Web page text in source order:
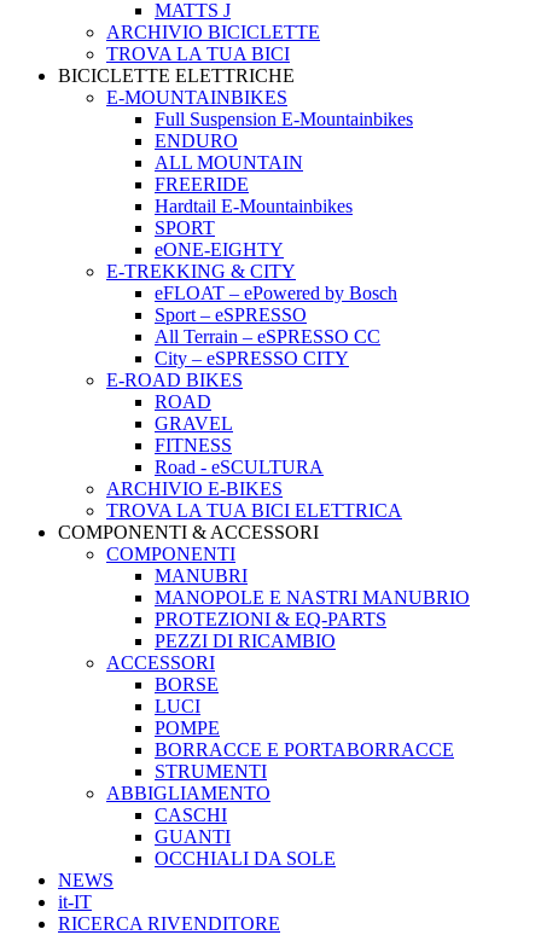
MATTS J
ARCHIVIO BICICLETTE
TROVA LA TUA BICI
BICICLETTE ELETTRICHE
E-MOUNTAINBIKES
Full Suspension E-Mountainbikes
ENDURO
ALL MOUNTAIN
FREERIDE
Hardtail E-Mountainbikes
SPORT
eONE-EIGHTY
E-TREKKING & CITY
eFLOAT – ePowered by Bosch
Sport – eSPRESSO
All Terrain – eSPRESSO CC
City – eSPRESSO CITY
E-ROAD BIKES
ROAD
GRAVEL
FITNESS
Road - eSCULTURA
ARCHIVIO E-BIKES
TROVA LA TUA BICI ELETTRICA
COMPONENTI & ACCESSORI
COMPONENTI
MANUBRI
MANOPOLE E NASTRI MANUBRIO
PROTEZIONI & EQ-PARTS
PEZZI DI RICAMBIO
ACCESSORI
BORSE
LUCI
POMPE
BORRACCE E PORTABORRACCE
STRUMENTI
ABBIGLIAMENTO
CASCHI
GUANTI
OCCHIALI DA SOLE
NEWS
it-IT
RICERCA RIVENDITORE